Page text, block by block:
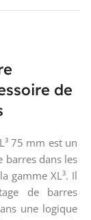
de
75 mm est un
barres dans les
gamme XL³. Il
de barres
une logique